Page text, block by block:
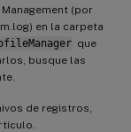
(por
en la carpeta
que
busque las
de registros,